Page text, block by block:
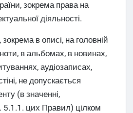
зокрема права на
діяльності.
в описі, на головній
в альбомах, в новинах,
аудіозаписах,
не допускається
(в значенні,
5.1.1. цих Правил) цілком